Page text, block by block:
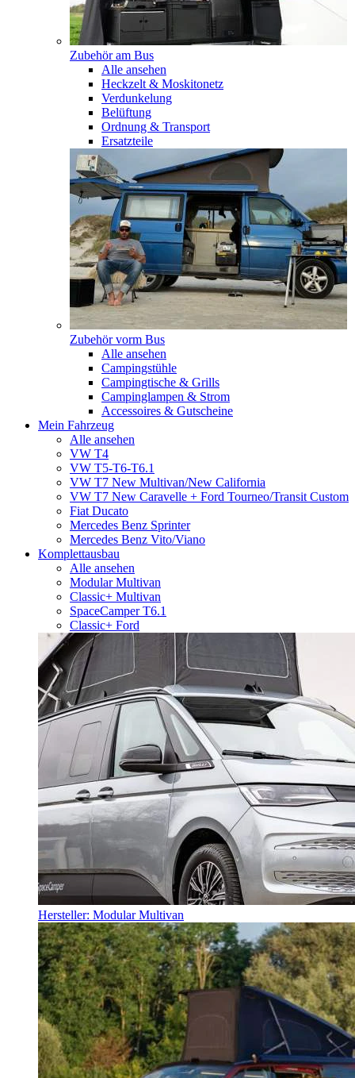
Zubehör am Bus
Alle ansehen
Heckzelt & Moskitonetz
Verdunkelung
Belüftung
Ordnung & Transport
Ersatzteile
Zubehör vorm Bus
Alle ansehen
Campingstühle
Campingtische & Grills
Campinglampen & Strom
Accessoires & Gutscheine
Mein Fahrzeug
Alle ansehen
VW T4
VW T5-T6-T6.1
VW T7 New Multivan/New California
VW T7 New Caravelle + Ford Tourneo/Transit Custom
Fiat Ducato
Mercedes Benz Sprinter
Mercedes Benz Vito/Viano
Komplettausbau
Alle ansehen
Modular Multivan
Classic+ Multivan
SpaceCamper T6.1
Classic+ Ford
Hersteller: Modular Multivan